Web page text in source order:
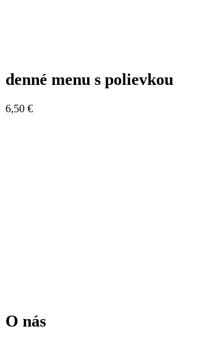
denné menu s polievkou
6,50 €
O nás